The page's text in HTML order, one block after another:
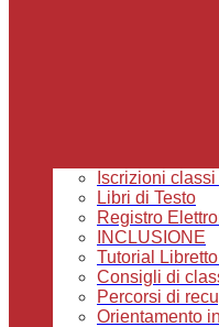
Iscrizioni
Libri di Testo
Registro
INCLUSIONE
Tutorial
Consigli di
Percorsi di
Orientamento